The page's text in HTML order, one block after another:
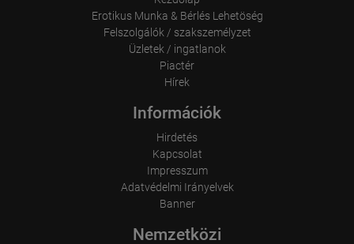
Erotikus Munka & Bérlés Lehetöség
Felszolgálók / szakszemélyzet
Üzletek / ingatlanok
Piactér
Hírek
Információk
Hirdetés
Kapcsolat
Impresszum
Adatvédelmi Irányelvek
Banner
Nemzetközi